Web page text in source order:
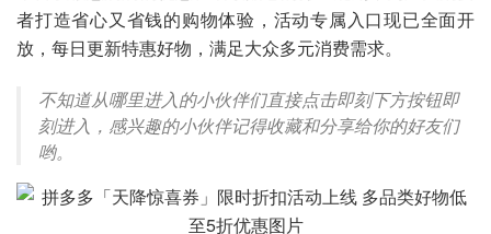
者打造省心又省钱的购物体验，活动专属入口现已全面开
放，每日更新特惠好物，满足大众多元消费需求。
不知道从哪里进入的小伙伴们直接点击即刻下方按钮即
刻进入，感兴趣的小伙伴记得收藏和分享给你的好友们
哟。